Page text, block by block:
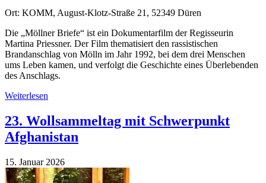
Ort: KOMM, August-Klotz-Straße 21, 52349 Düren
Die „Möllner Briefe“ ist ein Dokumentarfilm der Regisseurin
Martina Priessner. Der Film thematisiert den rassistischen
Brandanschlag von Mölln im Jahr 1992, bei dem drei Menschen
ums Leben kamen, und verfolgt die Geschichte eines Überlebenden
des Anschlags.
Weiterlesen
23. Wollsammeltag mit Schwerpunkt
Afghanistan
15. Januar 2026